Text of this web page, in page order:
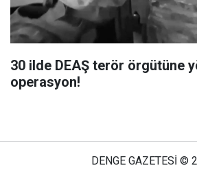
30 ilde DEAŞ terör örgütüne
operasyon!
DENGE GAZETESİ ©